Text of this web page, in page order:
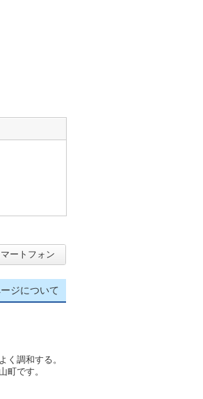
ートフォン
ジについて
く調和する。
町です。